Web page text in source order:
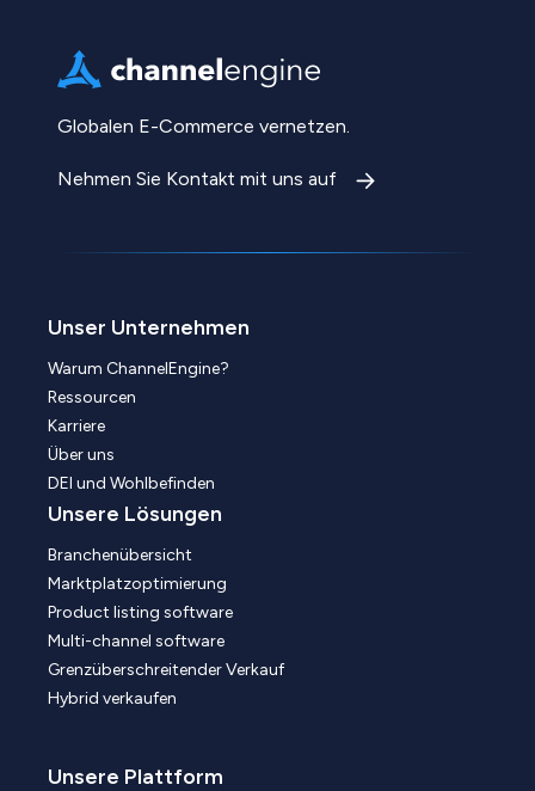
Globalen E-Commerce vernetzen.
Nehmen Sie Kontakt mit uns auf
Unser Unternehmen
Warum ChannelEngine?
Ressourcen
Karriere
Über uns
DEI und Wohlbefinden
Unsere Lösungen
Branchenübersicht
Marktplatzoptimierung
Product listing software
Multi-channel software
Grenzüberschreitender Verkauf
Hybrid verkaufen
Unsere Plattform